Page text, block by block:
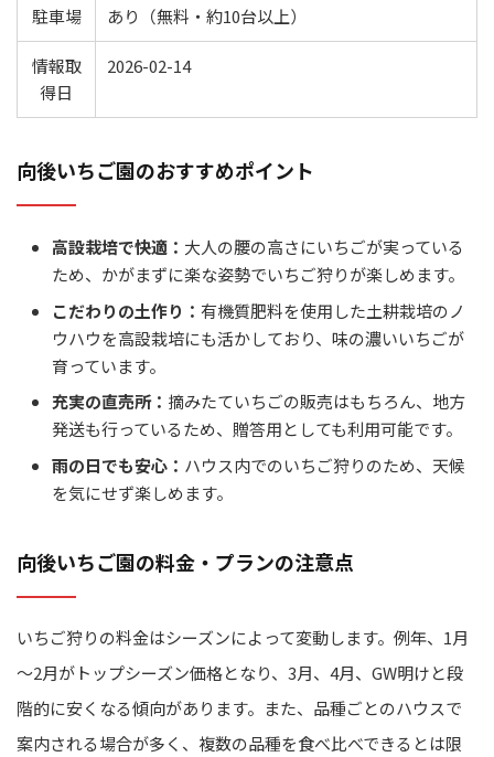
駐車場 あり（無料・約10台以上）
情報取
得日
2026-02-14
向後いちご園のおすすめポイント
高設栽培で快適： 大人の腰の高さにいちごが実っている
ため、かがまずに楽な姿勢でいちご狩りが楽しめます。
こだわりの土作り： 有機質肥料を使用した土耕栽培のノ
ウハウを高設栽培にも活かしており、味の濃いいちごが
育っています。
充実の直売所： 摘みたていちごの販売はもちろん、地方
発送も行っているため、贈答用としても利用可能です。
雨の日でも安心： ハウス内でのいちご狩りのため、天候
を気にせず楽しめます。
向後いちご園の料金・プランの注意点
いちご狩りの料金はシーズンによって変動します。例年、1月
～2月がトップシーズン価格となり、3月、4月、GW明けと段
階的に安くなる傾向があります。また、品種ごとのハウスで
案内される場合が多く、複数の品種を食べ比べできるとは限